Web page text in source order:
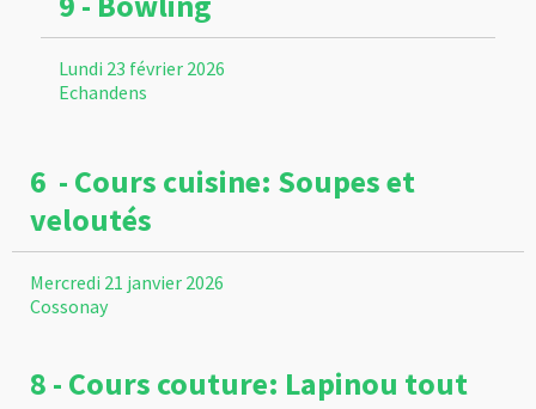
Lundi 23 février 2026
Echandens
6 - Cours cuisine: Soupes et
veloutés
Mercredi 21 janvier 2026
Cossonay
8 - Cours couture: Lapinou tout